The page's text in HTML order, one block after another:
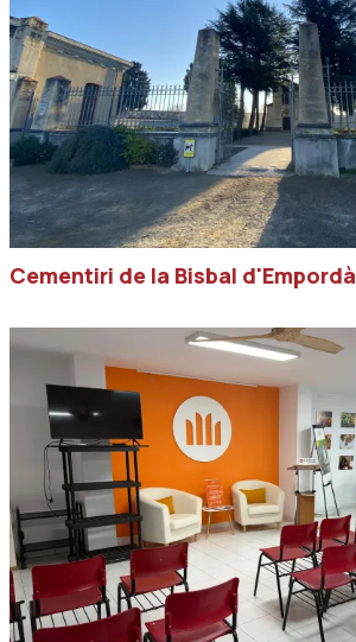
Cementiri de la Bisbal d'Empordà